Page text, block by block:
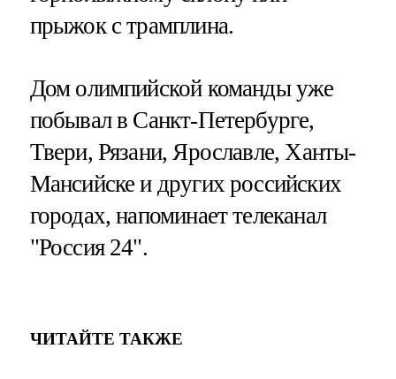
прыжок с трамплина.
Дом олимпийской команды уже
побывал в Санкт-Петербурге,
Твери, Рязани, Ярославле, Ханты-
Мансийске и других российских
городах, напоминает телеканал
"Россия 24".
ЧИТАЙТЕ ТАКЖЕ